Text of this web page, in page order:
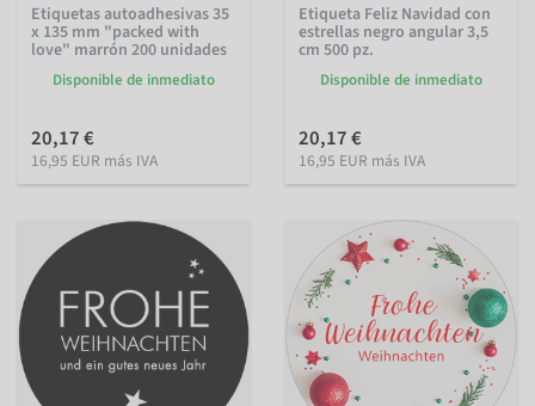
Etiquetas autoadhesivas 35
x 135 mm "packed with
love" marrón 200 unidades
Disponible de inmediato
20,17 €
16,95 EUR más IVA
Etiqueta Feliz Navidad con
estrellas negro angular 3,5
cm 500 pz.
Disponible de inmediato
20,17 €
16,95 EUR más IVA